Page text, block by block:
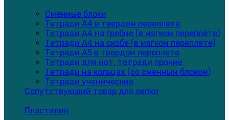
Сменные блоки
Тетради А4 в твердом переплете
Тетради А4 на гребне (в мягком переплёте)
Тетради А4 на скобе (в мягком переплёте)
Тетради А5 в твердом переплете
Тетради для нот, тетради прочие
Тетради на кольцах (со сменным блоком)
Тетради ученические
Сопутствующий товар для лепки
Пластилин